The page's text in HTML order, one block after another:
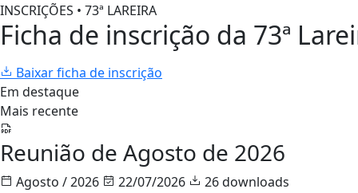
INSCRIÇÕES • 73ª LAREIRA
Ficha de inscrição da 73ª
Baixar ficha de inscrição
Em destaque
Mais recente
Reunião de Agosto de 2026
Agosto / 2026 22/07/2026
26 downloads